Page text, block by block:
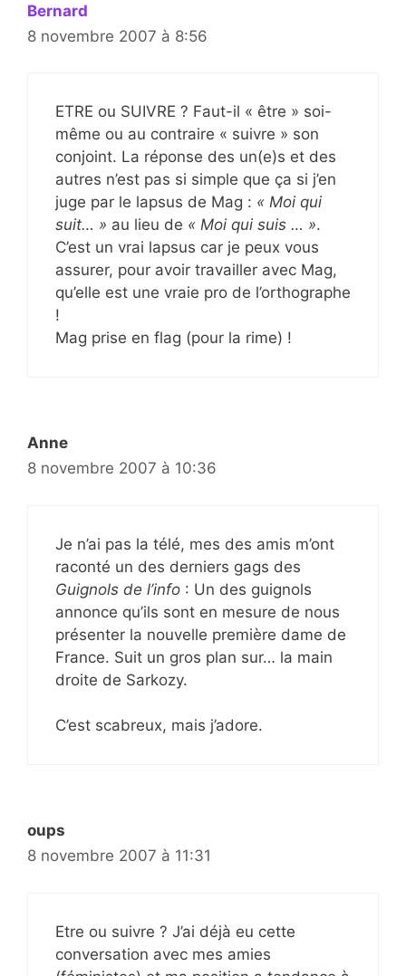
Bernard
8 novembre 2007 à 8:56
ETRE ou SUIVRE ? Faut-il « être » soi-
même ou au contraire « suivre » son
conjoint. La réponse des un(e)s et des
autres n’est pas si simple que ça si j’en
juge par le lapsus de Mag : « Moi qui
suit… » au lieu de « Moi qui suis … ».
C’est un vrai lapsus car je peux vous
assurer, pour avoir travailler avec Mag,
qu’elle est une vraie pro de l’orthographe
!
Mag prise en flag (pour la rime) !
Anne
8 novembre 2007 à 10:36
Je n’ai pas la télé, mes des amis m’ont
raconté un des derniers gags des
Guignols de l’info : Un des guignols
annonce qu’ils sont en mesure de nous
présenter la nouvelle première dame de
France. Suit un gros plan sur… la main
droite de Sarkozy.
C’est scabreux, mais j’adore.
oups
8 novembre 2007 à 11:31
Etre ou suivre ? J’ai déjà eu cette
conversation avec mes amies